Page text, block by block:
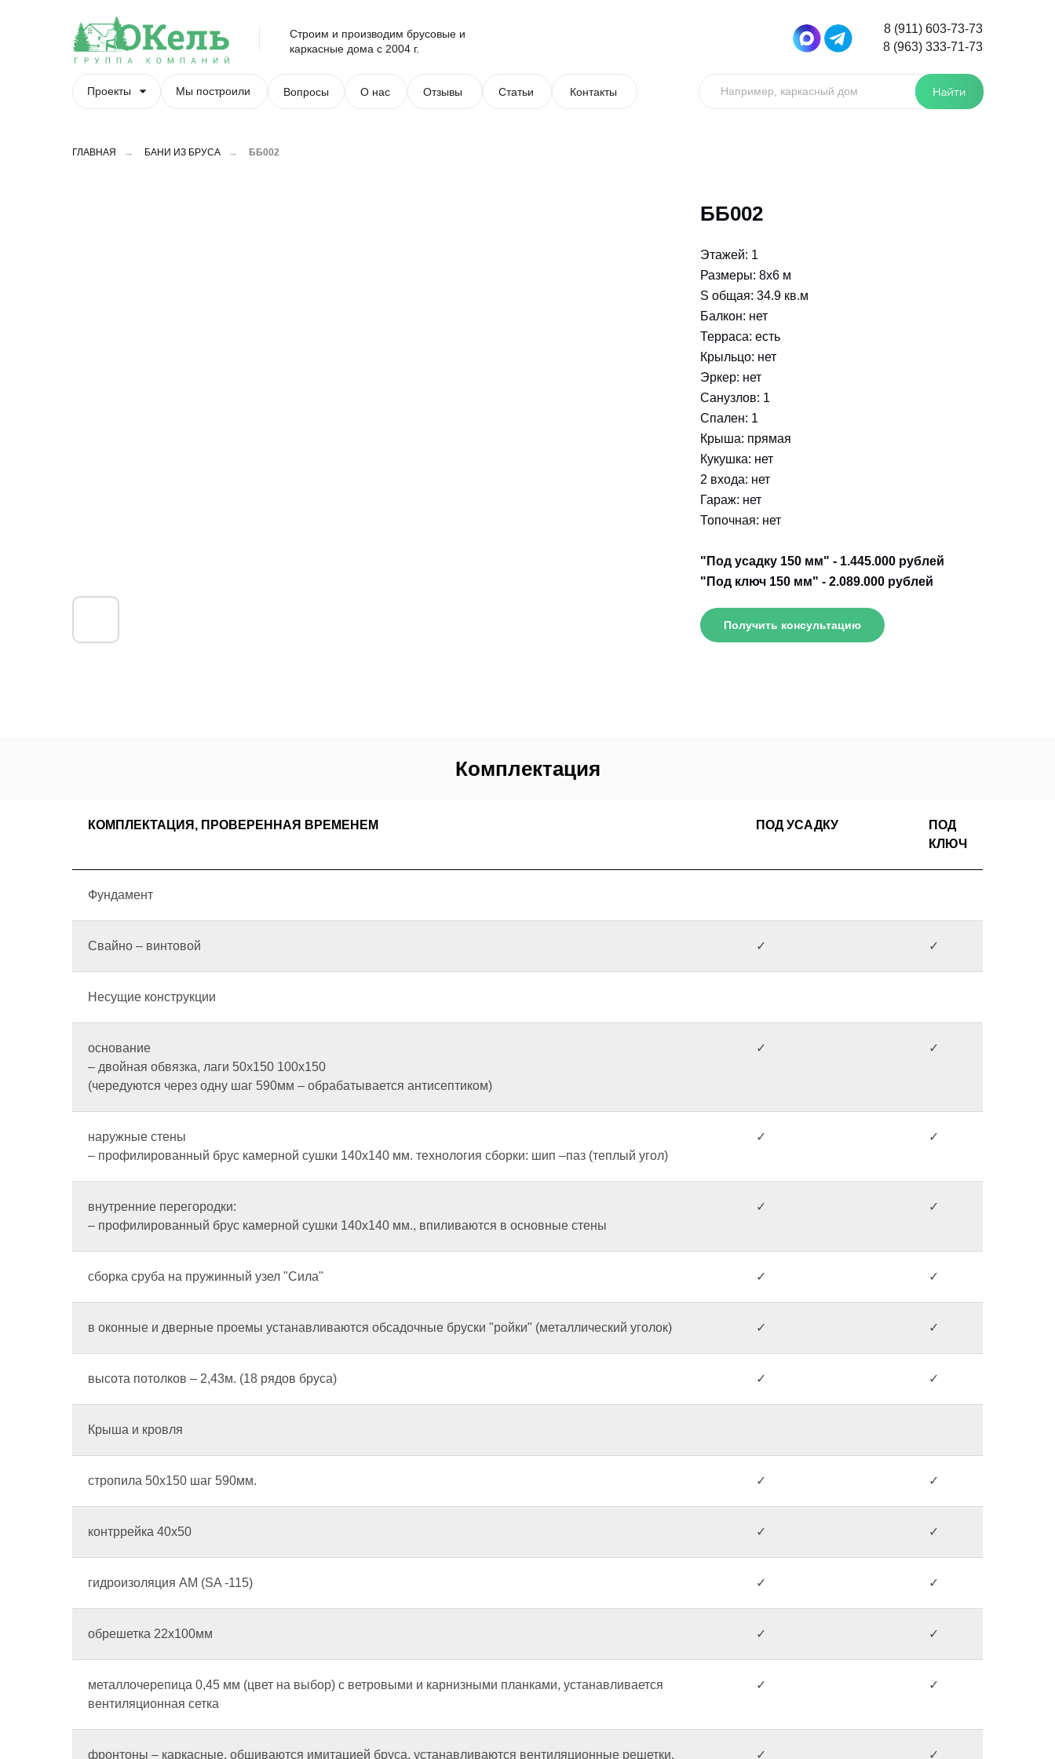
Например, каркасный дом
Строим и производим брусовые и
каркасные дома с 2004 г.
8 (911) 603-73-73
8 (963) 333-71-73
Проекты Мы построили Вопросы О нас Отзывы Статьи Контакты
ГЛАВНАЯ → БАНИ ИЗ БРУСА → ББ002
ББ002
Этажей: 1
Размеры: 8x6 м
S общая: 34.9 кв.м
Балкон: нет
Терраса: есть
Крыльцо: нет
Эркер: нет
Санузлов: 1
Спален: 1
Крыша: прямая
Кукушка: нет
2 входа: нет
Гараж: нет
Топочная: нет
"Под усадку 150 мм" - 1.445.000 рублей
"Под ключ 150 мм" - 2.089.000 рублей
Получить консультацию
Комплектация
КОМПЛЕКТАЦИЯ, ПРОВЕРЕННАЯ ВРЕМЕНЕМ ПОД УСАДКУ
ПОД
КЛЮЧ
Фундамент
Свайно – винтовой ✓ ✓
Несущие конструкции
основание
– двойная обвязка, лаги 50х150 100х150
(чередуются через одну шаг 590мм – обрабатывается антисептиком)
✓ ✓
наружные стены
– профилированный брус камерной сушки 140х140 мм. технология сборки: шип –паз (теплый угол)
✓ ✓
внутренние перегородки:
– профилированный брус камерной сушки 140х140 мм., впиливаются в основные стены
✓ ✓
сборка сруба на пружинный узел "Сила" ✓ ✓
в оконные и дверные проемы устанавливаются обсадочные бруски "ройки" (металлический уголок) ✓ ✓
высота потолков – 2,43м. (18 рядов бруса) ✓ ✓
Крыша и кровля
стропила 50х150 шаг 590мм. ✓ ✓
контррейка 40х50 ✓ ✓
гидроизоляция AM (SA -115) ✓ ✓
обрешетка 22х100мм ✓ ✓
металлочерепица 0,45 мм (цвет на выбор) с ветровыми и карнизными планками, устанавливается
вентиляционная сетка
✓ ✓
фронтоны – каркасные, обшиваются имитацией бруса, устанавливаются вентиляционные решетки. ✓ ✓